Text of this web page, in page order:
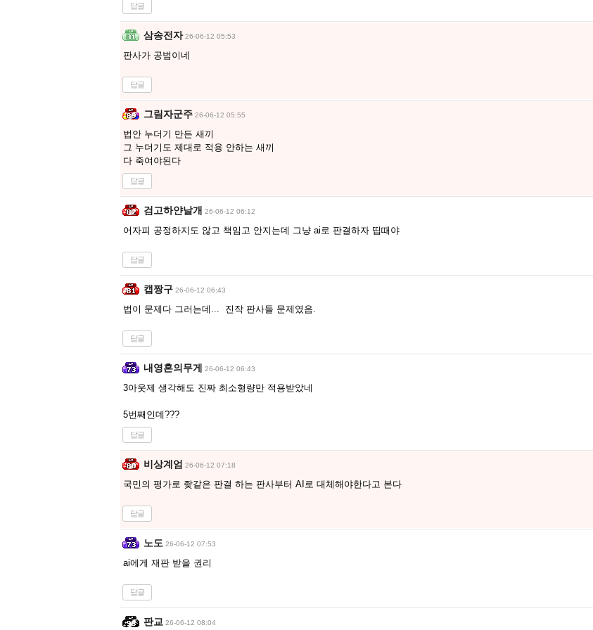
답글
삼송전자 26-06-12 05:53
판사가 공범이네
답글
그림자군주 26-06-12 05:55
법안 누더기 만든 새끼
그 누더기도 제대로 적용 안하는 새끼
다 죽여야된다
답글
검고하얀날개 26-06-12 06:12
어자피 공정하지도 않고 책임고 안지는데 그냥 ai로 판결하자 띱때야
답글
캡짱구 26-06-12 06:43
법이 문제다 그러는데... 진작 판사들 문제였음.
답글
내영혼의무게 26-06-12 06:43
3아웃제 생각해도 진짜 최소형량만 적용받았네
5번째인데???
답글
비상계엄 26-06-12 07:18
국민의 평가로 좢같은 판결 하는 판사부터 AI로 대체해야한다고 본다
답글
노도 26-06-12 07:53
ai에게 재판 받을 권리
답글
판교 26-06-12 08:04